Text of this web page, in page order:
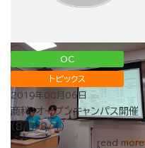
OC
トピックス
2019年08月06日
商科：オープンキャンパス開催
（8/3・8/4）
read more